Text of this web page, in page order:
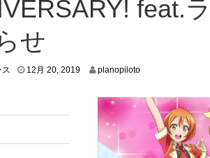
feat.
せ
ス 12月 20, 20191
planopiloto